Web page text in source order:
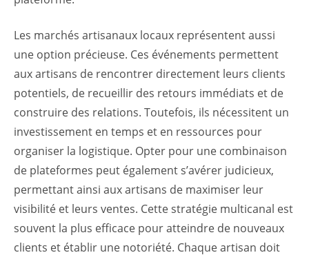
Les marchés artisanaux locaux représentent aussi
une option précieuse. Ces événements permettent
aux artisans de rencontrer directement leurs clients
potentiels, de recueillir des retours immédiats et de
construire des relations. Toutefois, ils nécessitent un
investissement en temps et en ressources pour
organiser la logistique. Opter pour une combinaison
de plateformes peut également s’avérer judicieux,
permettant ainsi aux artisans de maximiser leur
visibilité et leurs ventes. Cette stratégie multicanal est
souvent la plus efficace pour atteindre de nouveaux
clients et établir une notoriété. Chaque artisan doit